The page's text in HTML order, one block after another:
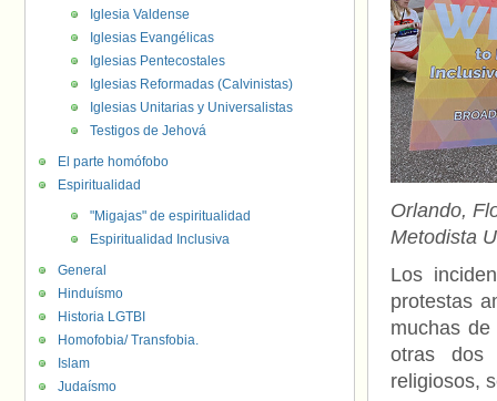
Orlando,
Metodista
Los
protestas
muchas
otras dos
religiosos,
Iglesia Valdense
Iglesias Evangélicas
Iglesias Pentecostales
Iglesias Reformadas (Calvinistas)
Iglesias Unitarias y Universalistas
Testigos de Jehová
El parte homófobo
Espiritualidad
"Migajas" de espiritualidad
Espiritualidad Inclusiva
General
Hinduísmo
Historia LGTBI
Homofobia/ Transfobia.
Islam
Judaísmo